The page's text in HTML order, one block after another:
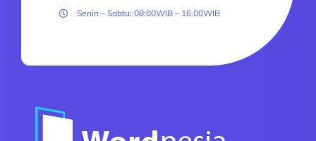
Senin – Sabtu: 08:00WIB – 16.00WIB